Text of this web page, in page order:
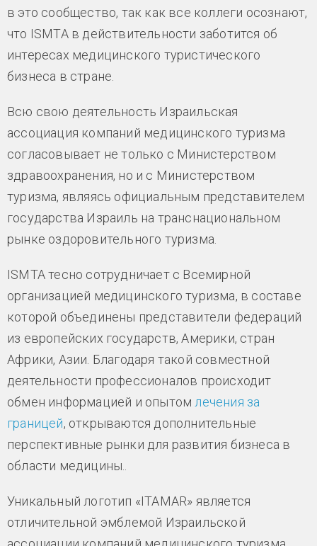
в это сообщество, так как все коллеги осознают,
что ISMTA в действительности заботится об
интересах медицинского туристического
бизнеса в стране.
Всю свою деятельность Израильская
ассоциация компаний медицинского туризма
согласовывает не только с Министерством
здравоохранения, но и с Министерством
туризма, являясь официальным представителем
государства Израиль на транснациональном
рынке оздоровительного туризма.
ISMTA тесно сотрудничает с Всемирной
организацией медицинского туризма, в составе
которой объединены представители федераций
из европейских государств, Америки, стран
Африки, Азии. Благодаря такой совместной
деятельности профессионалов происходит
обмен информацией и опытом лечения за
границей, открываются дополнительные
перспективные рынки для развития бизнеса в
области медицины..
Уникальный логотип «ITAMAR» является
отличительной эмблемой Израильской